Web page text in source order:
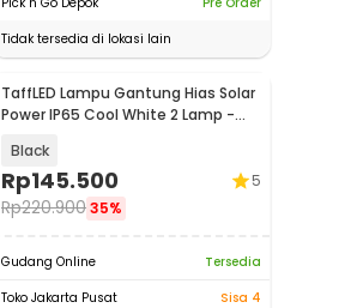
Tidak tersedia di lokasi lain
TaffLED Lampu Gantung Hias Solar
Power IP65 Cool White 2 Lamp -
Black
Rp145.500
Rp220.90035%
5
Gudang Online
Tersedia
Toko Jakarta Pusat
Sisa 4